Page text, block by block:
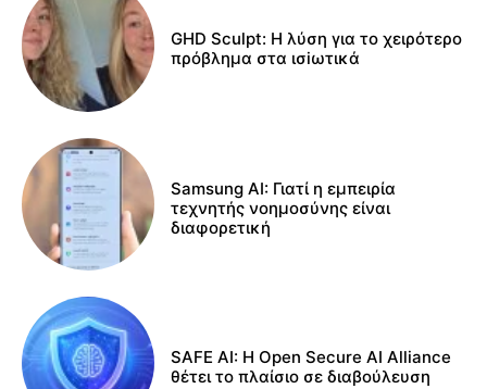
GHD Sculpt: Η λύση για το χειρότερο
πρόβλημα στα ισiωτικά
Samsung AI: Γιατί η εμπειρία
τεχνητής νοημοσύνης είναι
διαφορετική
SAFE AI: Η Open Secure AI Alliance
θέτει το πλαίσιο σε διαβούλευση